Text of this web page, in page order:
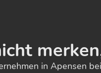
in Apensen